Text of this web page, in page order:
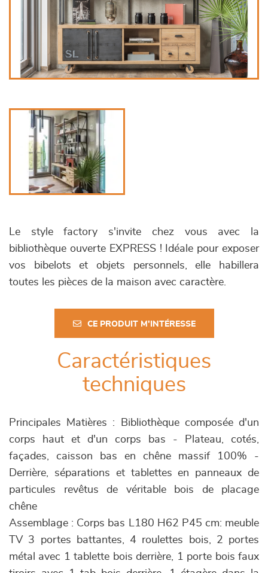
Le style factory s'invite chez vous avec la
bibliothèque ouverte EXPRESS ! Idéale pour exposer
vos bibelots et objets personnels, elle habillera
toutes les pièces de la maison avec caractère.
CE PRODUIT M'INTÉRESSE
Caractéristiques
techniques
Principales Matières : Bibliothèque composée d'un
corps haut et d'un corps bas - Plateau, cotés,
façades, caisson bas en chêne massif 100% -
Derrière, séparations et tablettes en panneaux de
particules revêtus de véritable bois de placage
chêne
Assemblage : Corps bas L180 H62 P45 cm: meuble
TV 3 portes battantes, 4 roulettes bois, 2 portes
métal avec 1 tablette bois derrière, 1 porte bois faux